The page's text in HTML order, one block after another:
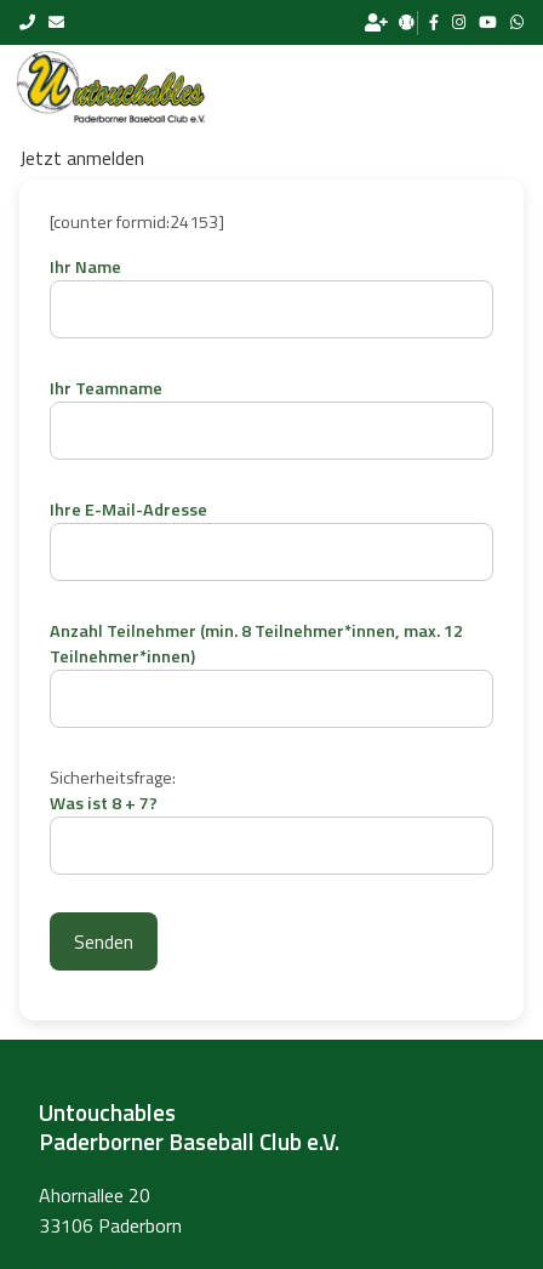
Skip to content
Jetzt anmelden
[counter formid:24153]
Ihr Name
Ihr Teamname
Ihre E-Mail-Adresse
Anzahl Teilnehmer (min. 8 Teilnehmer*innen, max. 12
Teilnehmer*innen)
Sicherheitsfrage:
Was ist 8 + 7?
Untouchables
Paderborner Baseball Club e.V.
Ahornallee 20
33106 Paderborn